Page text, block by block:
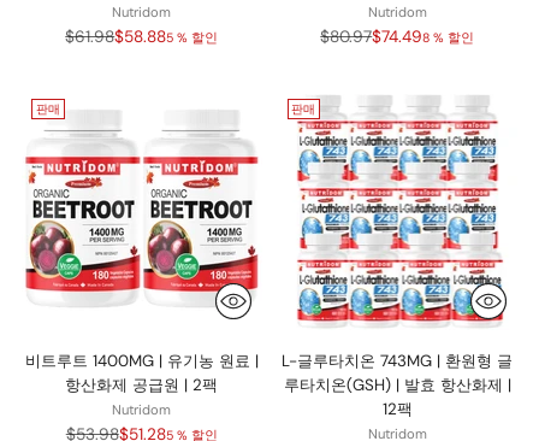
Nutridom
정
$61.98$58.885 % 할인
Nutridom
정
$80.97$74.498 % 할인
판매
비트루트 1400MG | 유기농 원료 |
항산화제 공급원 | 2팩
Nutridom
정
$53.98$51.285 % 할인
판매
L-글루타치온 743MG | 환원형 글
루타치온(GSH) | 발효 항산화제 |
12팩
Nutridom